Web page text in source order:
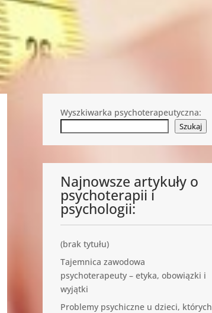
Wyszkiwarka psychoterapeutyczna:
Szukaj
Najnowsze artykuły o
psychoterapii i
psychologii:
(brak tytułu)
Tajemnica zawodowa
psychoterapeuty – etyka, obowiązki i
wyjątki
Problemy psychiczne u dzieci, których